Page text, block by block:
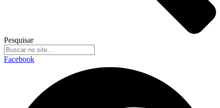
Pesquisar
Facebook